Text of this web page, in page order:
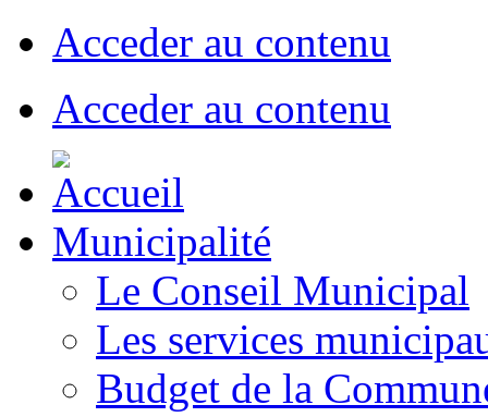
Acceder au contenu
Acceder au contenu
Municipalité
Le Conseil Municipal
Les services
Budget de la